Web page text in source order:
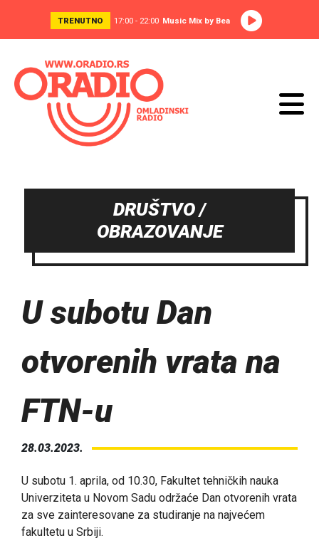
TRENUTNO 17:00 - 22:00 Music Mix by Bea
DRUŠTVO /
OBRAZOVANJE
U subotu Dan
otvorenih vrata na
FTN-u
28.03.2023.
U subotu 1. aprila, od 10.30, Fakultet tehničkih nauka
Univerziteta u Novom Sadu održaće Dan otvorenih vrata
za sve zainteresovane za studiranje na najvećem
fakultetu u Srbiji.